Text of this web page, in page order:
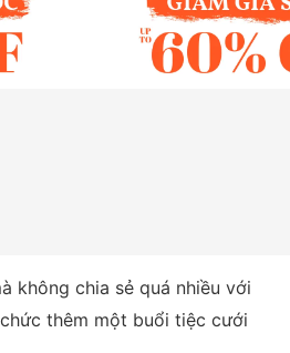
không chia sẻ quá nhiều với
thêm một buổi tiệc cưới